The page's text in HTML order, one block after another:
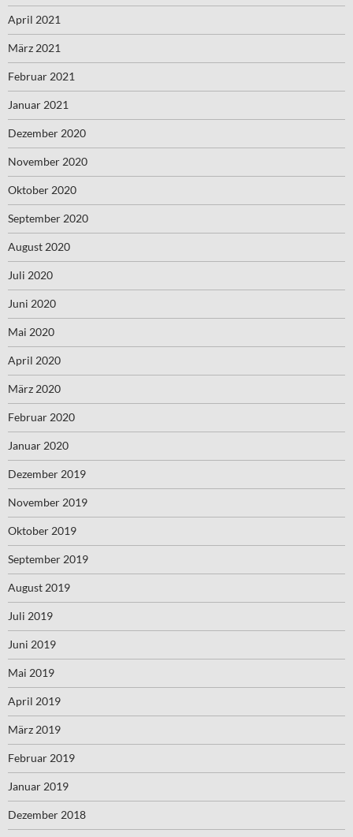
April 2021
März 2021
Februar 2021
Januar 2021
Dezember 2020
November 2020
Oktober 2020
September 2020
August 2020
Juli 2020
Juni 2020
Mai 2020
April 2020
März 2020
Februar 2020
Januar 2020
Dezember 2019
November 2019
Oktober 2019
September 2019
August 2019
Juli 2019
Juni 2019
Mai 2019
April 2019
März 2019
Februar 2019
Januar 2019
Dezember 2018